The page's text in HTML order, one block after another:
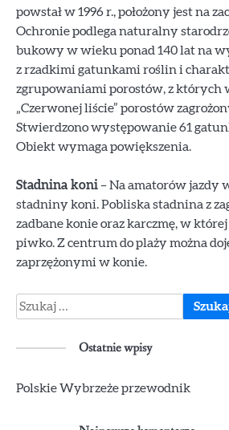
powstał w 1996 r., położony jest na
Ochronie podlega naturalny
bukowy w wieku ponad 140 lat na
z rzadkimi gatunkami roślin i
zgrupowaniami porostów, z których
„Czerwonej liście” porostów
Stwierdzono występowanie 61
Obiekt wymaga powiększenia.
Stadnina koni– Na amatorów jazdy
stadniny koni. Pobliska stadnina z
zadbane konie oraz karczmę, w
piwko. Z centrum do plaży można
zaprzężonymi w konie.
Szukaj:
Ostatnie wpisy
Polskie Wybrzeże przewodnik